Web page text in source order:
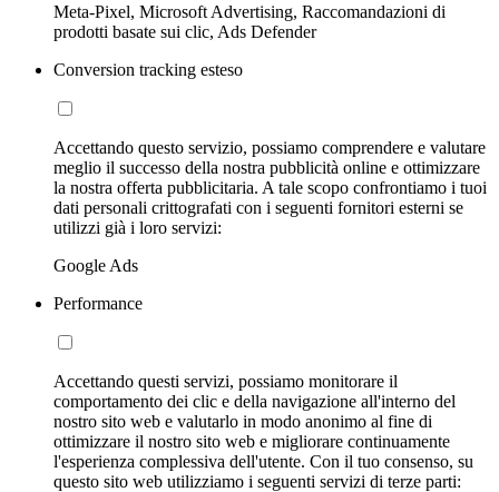
Meta-Pixel, Microsoft Advertising, Raccomandazioni di
prodotti basate sui clic, Ads Defender
Conversion tracking esteso
Accettando questo servizio, possiamo comprendere e valutare
meglio il successo della nostra pubblicità online e ottimizzare
la nostra offerta pubblicitaria. A tale scopo confrontiamo i tuoi
dati personali crittografati con i seguenti fornitori esterni se
utilizzi già i loro servizi:
Google Ads
Performance
Accettando questi servizi, possiamo monitorare il
comportamento dei clic e della navigazione all'interno del
nostro sito web e valutarlo in modo anonimo al fine di
ottimizzare il nostro sito web e migliorare continuamente
l'esperienza complessiva dell'utente. Con il tuo consenso, su
questo sito web utilizziamo i seguenti servizi di terze parti: